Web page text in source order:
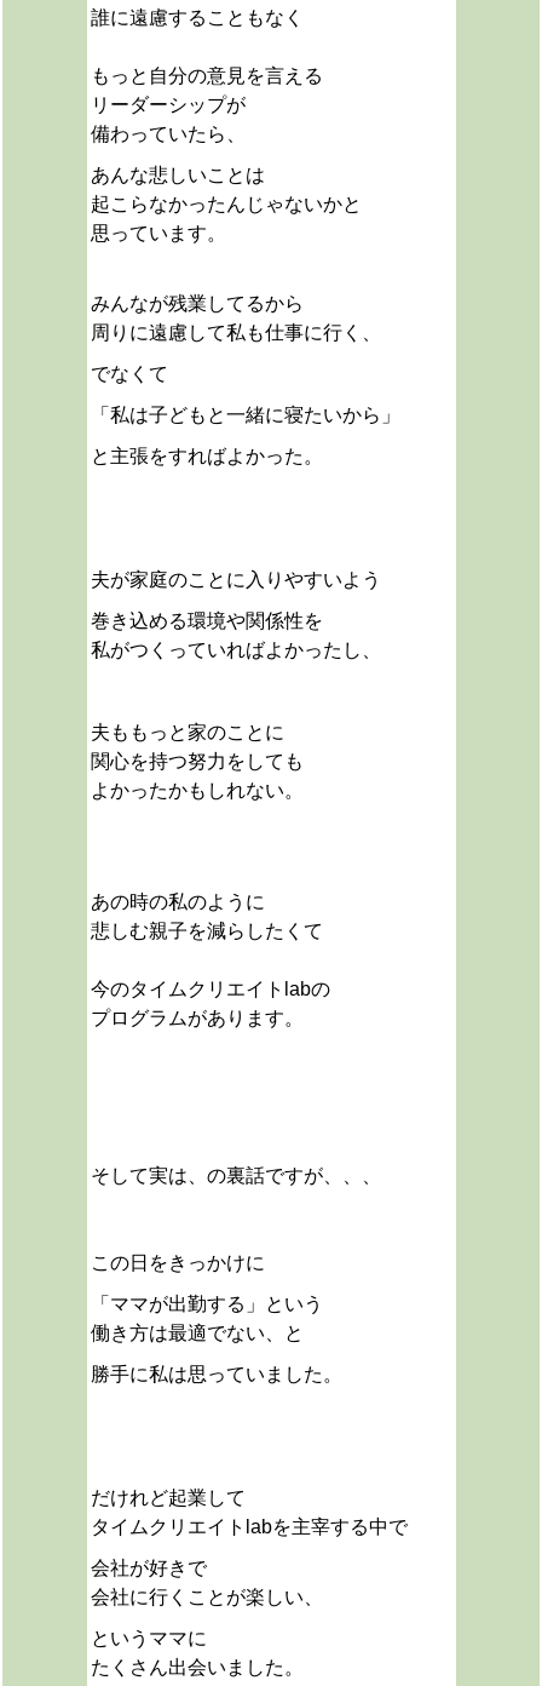
誰に遠慮することもなく
もっと自分の意見を言える
リーダーシップが
備わっていたら、
あんな悲しいことは
起こらなかったんじゃないかと
思っています。
みんなが残業してるから
周りに遠慮して私も仕事に行く、
でなくて
「私は子どもと一緒に寝たいから」
と主張をすればよかった。
夫が家庭のことに入りやすいよう
巻き込める環境や関係性を
私がつくっていればよかったし、
夫ももっと家のことに
関心を持つ努力をしても
よかったかもしれない。
あの時の私のように
悲しむ親子を減らしたくて
今のタイムクリエイトlabの
プログラムがあります。
そして実は、の裏話ですが、、、
この日をきっかけに
「ママが出勤する」という
働き方は最適でない、と
勝手に私は思っていました。
だけれど起業して
タイムクリエイトlabを主宰する中で
会社が好きで
会社に行くことが楽しい、
というママに
たくさん出会いました。